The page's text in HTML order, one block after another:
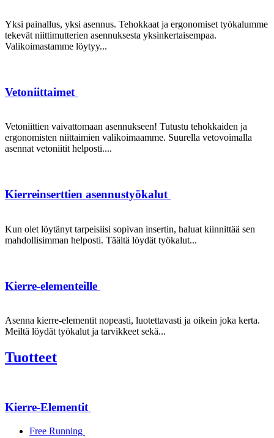
Yksi painallus, yksi asennus. Tehokkaat ja ergonomiset työkalumme
tekevät niittimutterien asennuksesta yksinkertaisempaa.
Valikoimastamme löytyy...
Vetoniittaimet
Vetoniittien vaivattomaan asennukseen! Tutustu tehokkaiden ja
ergonomisten niittaimien valikoimaamme. Suurella vetovoimalla
asennat vetoniitit helposti....
Kierreinserttien asennustyökalut
Kun olet löytänyt tarpeisiisi sopivan insertin, haluat kiinnittää sen
mahdollisimman helposti. Täältä löydät työkalut...
Kierre-elementeille
Asenna kierre-elementit nopeasti, luotettavasti ja oikein joka kerta.
Meiltä löydät työkalut ja tarvikkeet sekä...
Tuotteet
Kierre-Elementit
Free Running